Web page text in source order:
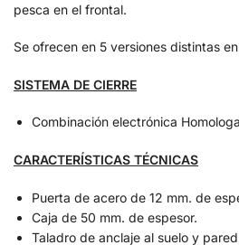
pesca en el frontal.
Se ofrecen en 5 versiones distintas
SISTEMA DE CIERRE
Combinación electrónica
CARACTERÍSTICAS TÉCNICAS
Puerta de acero de 12 mm. de
Caja de 50 mm. de espesor.
Taladro de anclaje al suelo y